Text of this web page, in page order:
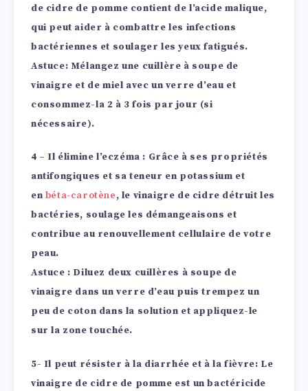
de cidre de pomme contient de l’acide malique,
qui peut aider à combattre les infections
bactériennes et soulager les yeux fatigués.
Astuce: Mélangez une cuillère à soupe de
vinaigre et de miel avec un verre d’eau et
consommez-la 2 à 3 fois par jour (si
nécessaire).
4 – Il élimine l’eczéma : Grâce à ses propriétés
antifongiques et sa teneur en potassium et
en béta-carotène, le vinaigre de cidre détruit les
bactéries, soulage les démangeaisons et
contribue au renouvellement cellulaire de votre
peau.
Astuce : Diluez deux cuillères à soupe de
vinaigre dans un verre d’eau puis trempez un
peu de coton dans la solution et appliquez-le
sur la zone touchée.
5- Il peut résister à la diarrhée et à la fièvre: Le
vinaigre de cidre de pomme est un bactéricide